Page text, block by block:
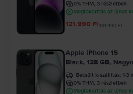
0% THM, 3 részletben
Megtakarítás az újhoz
121.990 Ft131.990 Ft
Apple iPhone 15
Black, 128 GB,
Becsült kiszállítás: 1-3
0% THM, 3 részletben
Megtakarítás az újhoz